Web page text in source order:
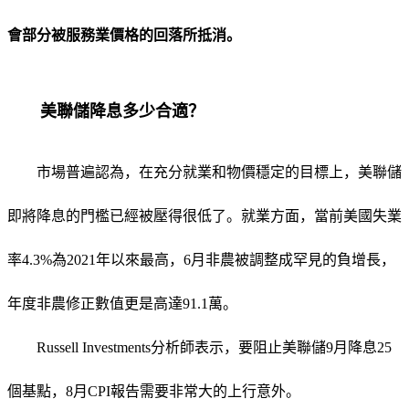
會部分被服務業價格的回落所抵消。
美聯儲降息多少合適？
市場普遍認為，在充分就業和物價穩定的目標上，美聯儲
即將降息的門檻已經被壓得很低了。就業方面，當前美國失業
率4.3%為2021年以來最高，6月非農被調整成罕見的負增長，
年度非農修正數值更是高達91.1萬。
Russell Investments分析師表示，要阻止美聯儲9月降息25
個基點，8月CPI報告需要非常大的上行意外。